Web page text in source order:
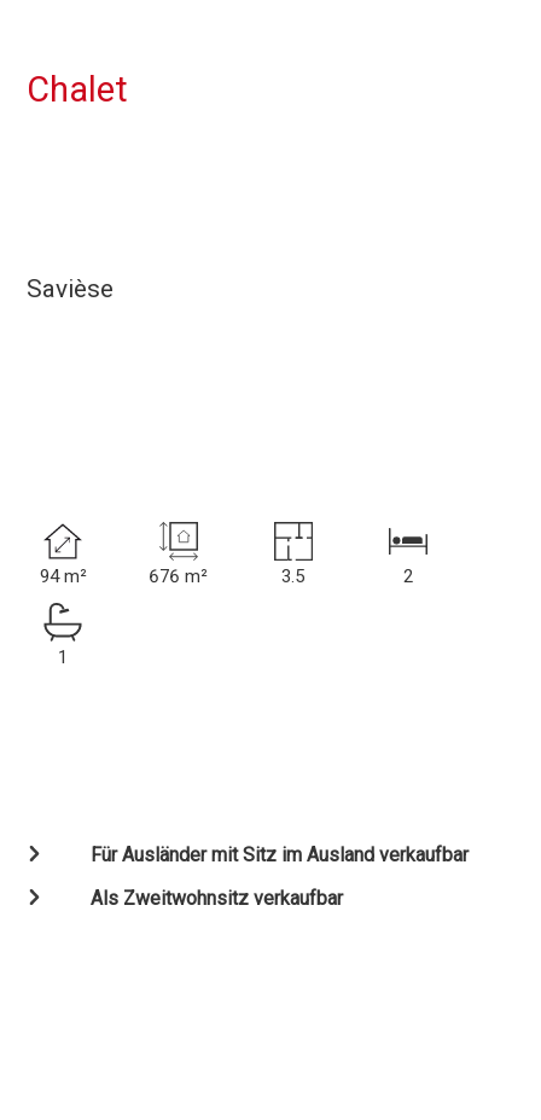
Chalet
Savièse
94 m² 676 m² 3.5 2
1
Für Ausländer mit Sitz im Ausland verkaufbar
Als Zweitwohnsitz verkaufbar